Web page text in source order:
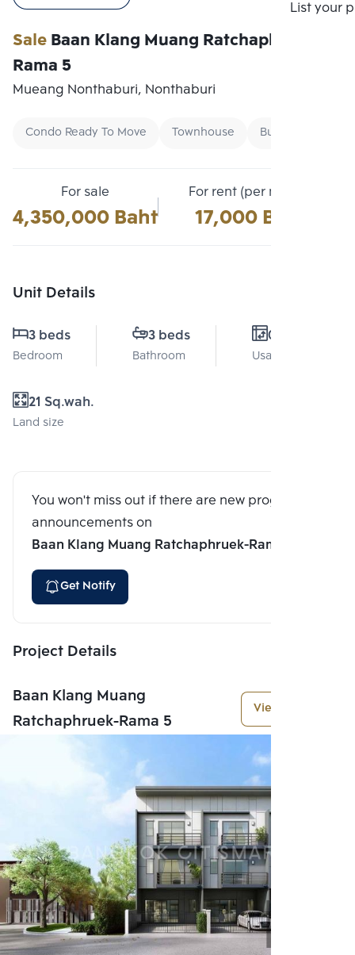
List your
SaleBaan Klang Muang Ratchaphruek-
Rama 5
Mueang Nonthaburi, Nonthaburi
Condo Ready To Move Townhouse Buy
For sale
4,350,000 Baht
For rent (per month)
17,000 Baht
Unit Details
3 beds
Bedroom
3 beds
Bathroom
0 Sq.m.
Usable area
21 Sq.wah.
Land size
You won't miss out if there are new program
announcements on
Baan Klang Muang Ratchaphruek-Rama 5
Get Notify
Project Details
Baan Klang Muang
Ratchaphruek-Rama 5
View More